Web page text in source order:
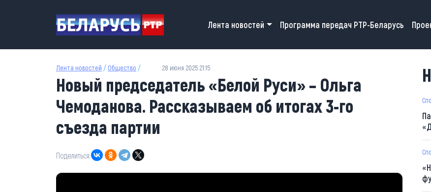
Main navigation
Лента новостей Программа передач РТР-Беларусь
Лента новостей / Общество / 28 июня 2025 21:15
Новый председатель «Белой Руси» – Ольга
Чемоданова. Рассказываем об итогах 3-го
съезда партии
Поделиться: